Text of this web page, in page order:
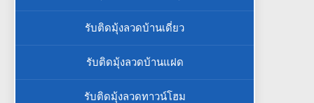
รับติดมุ้งลวดบ้านเดี่ยว
รับติดมุ้งลวดบ้านแฝด
รับติดมุ้งลวดทาวน์โฮม